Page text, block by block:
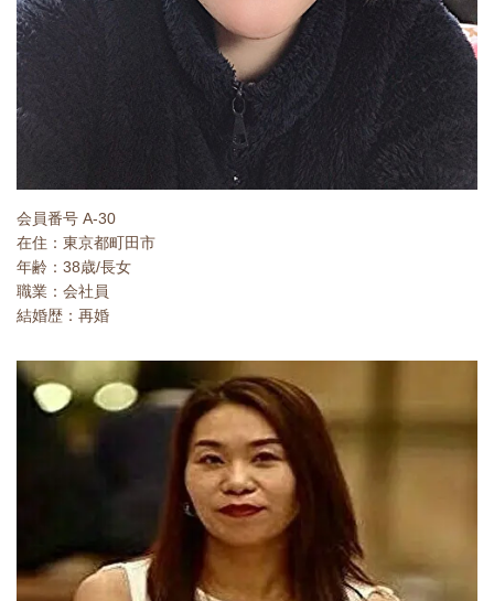
会員番号 A-30
在住：東京都町田市
年齢：38歳/長女
職業：会社員
結婚歴：再婚